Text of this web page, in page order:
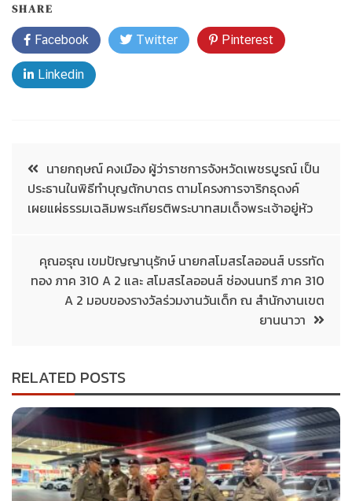
SHARE
Facebook Twitter Pinterest
Linkedin
นายกฤษณ์ คงเมือง ผู้ว่าราชการจังหวัดเพชรบูรณ์ เป็น
ประธานในพิธีทำบุญตักบาตร ตามโครงการจาริกธุดงค์
เผยแผ่ธรรมเฉลิมพระเกียรติพระบาทสมเด็จพระเจ้าอยู่หัว
คุณอรุณ​ เขม​ปัญญา​นุ​รักษ์ นายกสโมสร​ไลออ​น​ส์​ บรรทัด​
ทอง​ ภาค​ 310​ A 2​ และ สโมสร​ไลออ​น​ส์​ ช่องนนทรี ภาค 310​
A 2​ มอบของรางวัลร่วมงานวันเด็ก ณ สำนักงานเขต
ยานนาวา
RELATED POSTS